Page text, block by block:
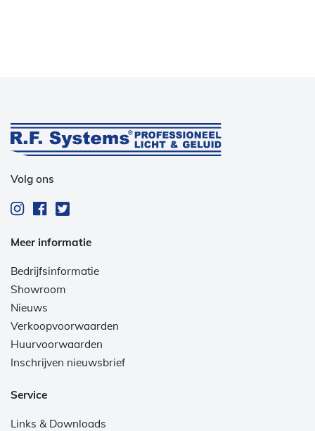
Volg ons
Meer informatie
Bedrijfsinformatie
Showroom
Nieuws
Verkoopvoorwaarden
Huurvoorwaarden
Inschrijven nieuwsbrief
Service
Links & Downloads